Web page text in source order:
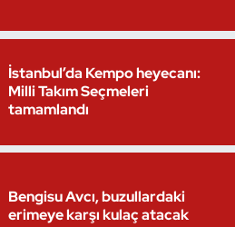
İstanbul’da Kempo heyecanı:
Milli Takım Seçmeleri
tamamlandı
Bengisu Avcı, buzullardaki
erimeye karşı kulaç atacak